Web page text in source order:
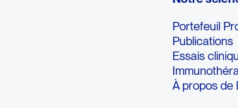
Portefeuil
Publications
Essais
À propos de